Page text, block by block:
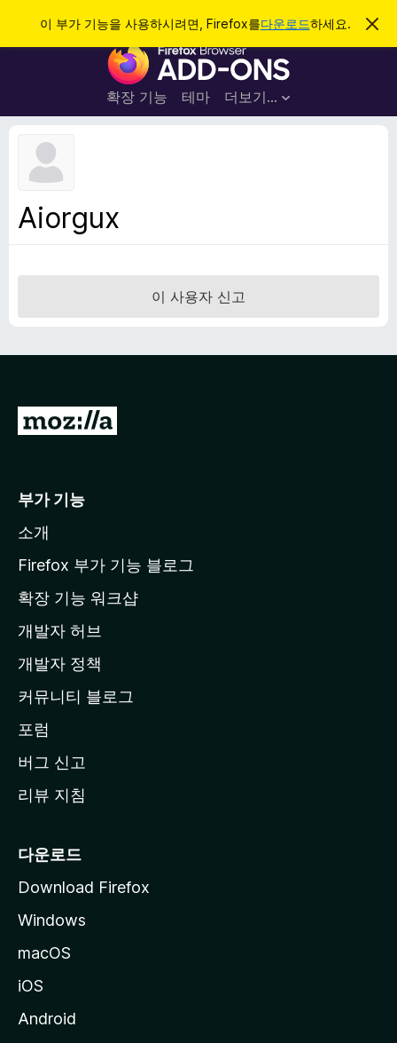
이 부가 기능을 사용하시려면, Firefox를다운로드하세요.
이
림
F
r
e
가
확장 기능 테마 더보기…
로그인
Aiorgux
이 사용자 신고
M
l
a
페
이
지
이
동
부가 기능
소개
Firefox 부가 기능 블로그
확장 기능 워크샵
개발자 허브
개발자 정책
커뮤니티 블로그
포럼
버그 신고
리뷰 지침
다운로드
Download Firefox
Windows
macOS
iOS
Android